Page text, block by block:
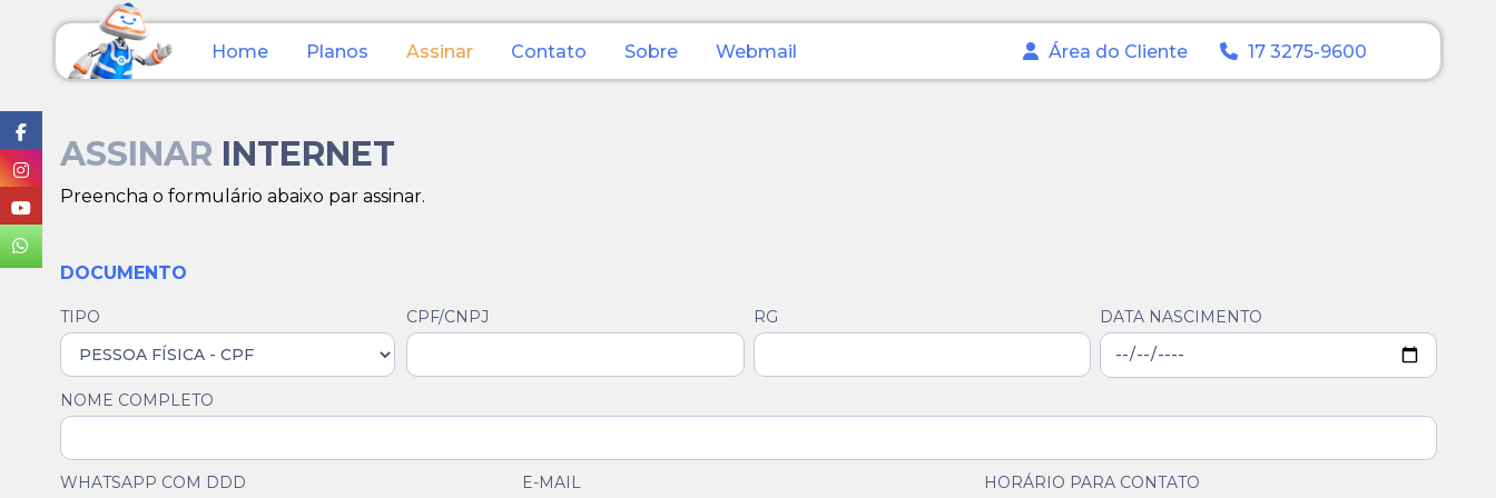
Home Planos Assinar Contato Sobre Webmail Área do Cliente 17 3275-9600
ASSINAR INTERNET
Preencha o formulário abaixo par assinar.
DOCUMENTO
TIPO CPF/CNPJ RG DATA NASCIMENTO
NOME COMPLETO
WHATSAPP COM DDD E-MAIL HORÁRIO PARA CONTATO